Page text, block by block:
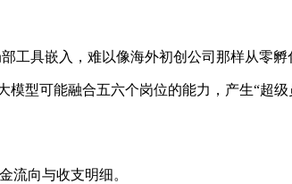
工具嵌入，难以像海外初创公司那样从零孵
型可能融合五六个岗位的能力，产生“超
流向与收支明细。